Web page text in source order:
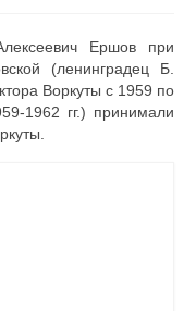
Ершов при
(ленинградец Б.
Воркуты с 1959 по
1962 гг.) принимали